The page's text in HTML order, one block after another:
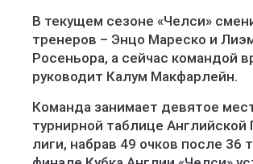
В текущем сезоне «Челси»
тренеров – Энцо Мареско и
Росеньора, а сейчас командой
руководит Калум Макфарлейн.
Команда занимает девятое
турнирной таблице Английской
лиги, набрав 49 очков после 36